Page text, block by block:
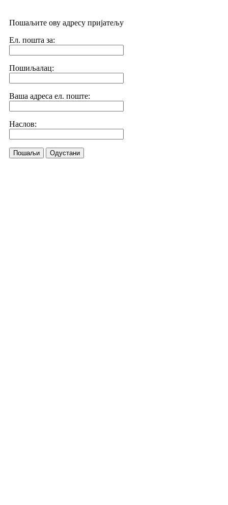
Пошаљите ову адресу пријатељу
Ел. пошта за:
Пошиљалац:
Ваша адреса ел. поште:
Наслов:
Пошаљи Одустани